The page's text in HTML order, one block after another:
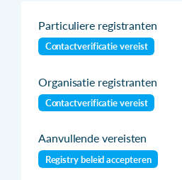
Particuliere registranten
Contactverificatie vereist
Organisatie registranten
Contactverificatie vereist
Aanvullende vereisten
Registry beleid accepteren